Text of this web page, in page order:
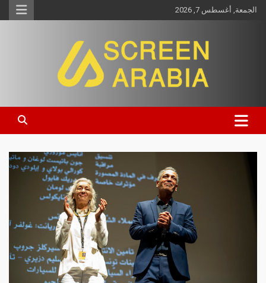
الجمعة, أغسطس 7, 2026
Screen Arabia